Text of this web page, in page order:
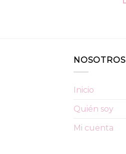
NOSOTROS
Inicio
Quién soy
Mi cuenta